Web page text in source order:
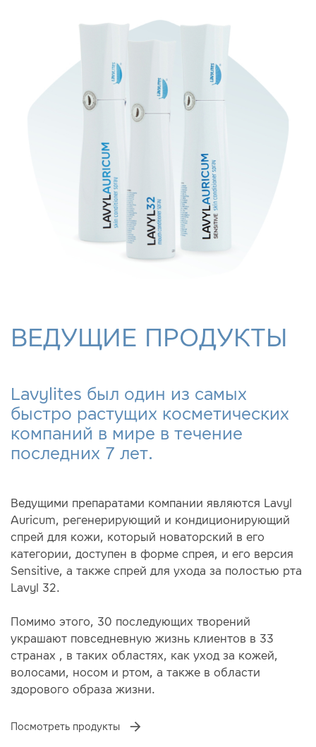
ВЕДУЩИЕ ПРОДУКТЫ
Lavylites был один из самых
быстро растущих косметических
компаний в мире в течение
последних 7 лет.
Ведущими препаратами компании являются Lavyl
Auricum, регенерирующий и кондиционирующий
спрей для кожи, который новаторский в его
категории, доступен в форме спрея, и его версия
Sensitive, а также спрей для ухода за полостью рта
Lavyl 32.
Помимо этого, 30 последующих творений
украшают повседневную жизнь клиентов в 33
странах , в таких областях, как уход за кожей,
волосами, носом и ртом, а также в области
здорового образа жизни.
Посмотреть продукты